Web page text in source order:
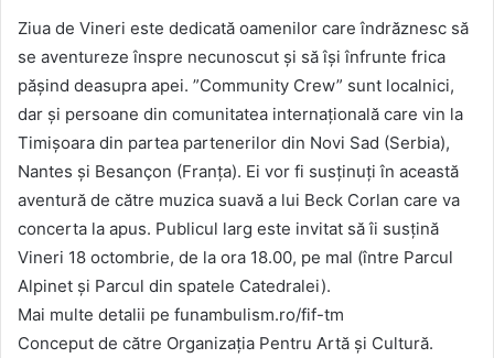
Ziua de Vineri este dedicată oamenilor care îndrăznesc să
se aventureze înspre necunoscut și să își înfrunte frica
pășind deasupra apei. ”Community Crew” sunt localnici,
dar și persoane din comunitatea internațională care vin la
Timișoara din partea partenerilor din Novi Sad (Serbia),
Nantes și Besançon (Franța). Ei vor fi susținuți în această
aventură de către muzica suavă a lui Beck Corlan care va
concerta la apus. Publicul larg este invitat să îi susțină
Vineri 18 octombrie, de la ora 18.00, pe mal (între Parcul
Alpinet și Parcul din spatele Catedralei).
Mai multe detalii pe funambulism.ro/fif-tm
Conceput de către Organizația Pentru Artă și Cultură.